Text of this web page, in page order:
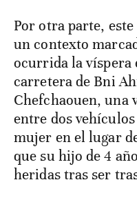
Por otra parte,
un contexto
ocurrida la víspera
carretera de Bni
Chefchaouen,
entre dos
mujer en el lugar
que su hijo de 4
heridas tras ser